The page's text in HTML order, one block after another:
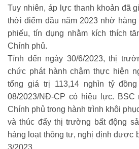
Tuy nhiên, áp lực thanh khoản đã
thời điểm đầu năm 2023 nhờ hàng
phiếu, tín dụng nhằm kích thích
Chính phủ.
Tính đến ngày 30/6/2023, thị
chức phát hành chậm thực hiện
tổng giá trị 113,14 nghìn tỷ
08/2023/NĐ-CP có hiệu lực. BSC
Chính phủ trong hành trình khôi
và thúc đẩy thị trường bất động
hàng loạt thông tư, nghị định được
3/2023.